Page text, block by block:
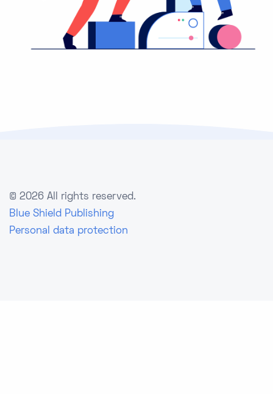
© 2026 All rights reserved.
Blue Shield Publishing
Personal data protection